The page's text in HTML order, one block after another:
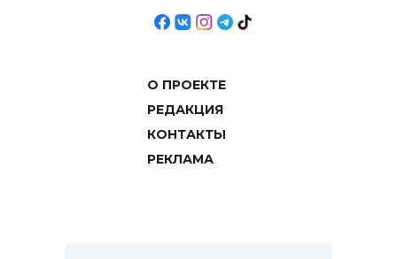
О ПРОЕКТЕ
РЕДАКЦИЯ
КОНТАКТЫ
РЕКЛАМА